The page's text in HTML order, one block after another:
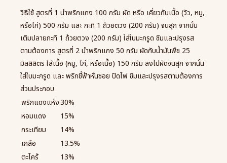
วิธีใช้ สูตรที่ 1 นำพริกแกง 100 กรัม ผัด หรือ เคี่ยวกับเนื้อ (วัว, หมู,
หรือไก่) 500 กรัม และ กะทิ 1 ถ้วยตวง (200 กรัม) จนสุก จากนั้น
เติมปลายกะทิ 1 ถ้วยตวง (200 กรัม) ใส่ใบมะกรูด ชิมและปรุงรส
ตามต้องการ สูตรที่ 2 นำพริกแกง 50 กรัม ผัดกับน้ำมันพืช 25
มิลลิลิตร ใส่เนื้อ (หมู, ไก่, หรือเนื้อ) 150 กรัม ลงไปผัดจนสุก จากนั้น
ใส่ใบมะกรูด และ พริกชี้ฟ้าหั่นซอย ปิดไฟ ชิมและปรุงรสตามต้องการ
ส่วนประกอบ
พริกแดงแห้ง30%
หอมแดง
15%
กระเทียม
14%
เกลือ
13.5%
ตะไคร้
13%